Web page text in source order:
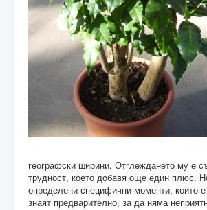
географски ширини. Отглеждането му е
трудност, което добавя още един плюс.
определени специфични моменти, които
знаят предварително, за да няма